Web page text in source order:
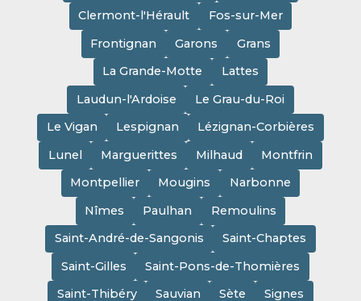
Clermont-l'Hérault
Fos-sur-Mer
Frontignan
Garons
Grans
La Grande-Motte
Lattes
Laudun-l'Ardoise
Le Grau-du-Roi
Le Vigan
Lespignan
Lézignan-Corbières
Lunel
Marguerittes Milhaud
Montfrin
Montpellier
Mougins
Narbonne
Nîmes
Paulhan
Remoulins
Saint-André-de-Sangonis
Saint-Chaptes
Saint-Gilles
Saint-Pons-de-Thomières
Saint-Thibéry
Sauvian Sète
Signes